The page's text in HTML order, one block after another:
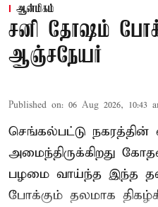
ஆன்மிகம்
சனி தோஷம்
ஆஞ்சநேயர்
Published on: 06 Aug 2026, 10:43
செங்கல்பட்டு நகரத்தின்
அமைந்திருக்கிறது
பழமை வாய்ந்த இந்த
போக்கும் தலமாக